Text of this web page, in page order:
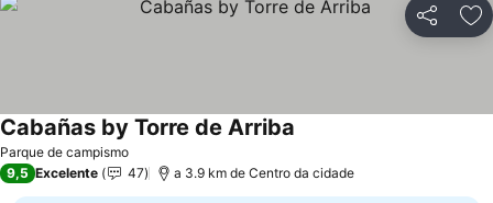
Partilhar
Parque de campismo
Cabañas by Torre de Arriba
9,5 Excelente 47 a 3.9 km de Centro da cidade